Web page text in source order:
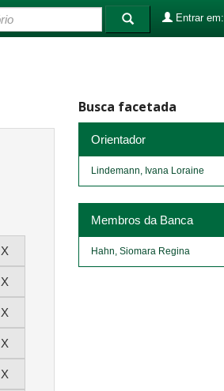
Entrar em:
Busca facetada
Orientador
Lindemann, Ivana Loraine
Membros da Banca
Hahn, Siomara Regina